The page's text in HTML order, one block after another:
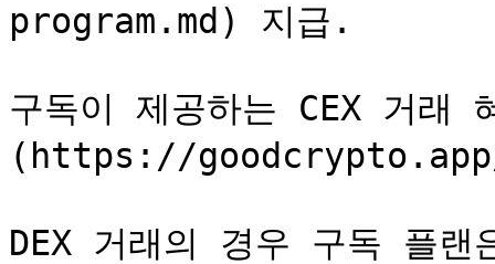
program.md) 지급.
구독이 제공하는 CEX 거
(https://
DEX 거래의 경우 구독 플